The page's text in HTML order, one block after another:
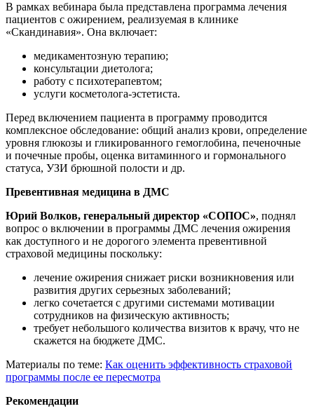
В рамках вебинара была представлена программа лечения
пациентов с ожирением, реализуемая в клинике
«Скандинавия». Она включает:
медикаментозную терапию;
консультации диетолога;
работу с психотерапевтом;
услуги косметолога‑эстетиста.
Перед включением пациента в программу проводится
комплексное обследование: общий анализ крови, определение
уровня глюкозы и гликированного гемоглобина, печеночные
и почечные пробы, оценка витаминного и гормонального
статуса, УЗИ брюшной полости и др.
Превентивная медицина в ДМС
Юрий Волков, генеральный директор «СОПОС», поднял
вопрос о включении в программы ДМС лечения ожирения
как доступного и не дорогого элемента превентивной
страховой медицины поскольку:
лечение ожирения снижает риски возникновения или
развития других серьезных заболеваний;
легко сочетается с другими системами мотивации
сотрудников на физическую активность;
требует небольшого количества визитов к врачу, что не
скажется на бюджете ДМС.
Материалы по теме: Как оценить эффективность страховой
программы после ее пересмотра
Рекомендации